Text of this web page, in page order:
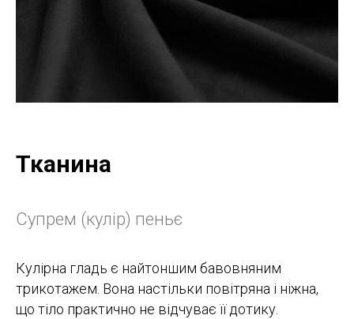
Тканина
Супрем (кулір) пеньє
Кулірна гладь є найтоншим бавовняним
трикотажем. Вона настільки повітряна і ніжна,
що тіло практично не відчуває її дотику.